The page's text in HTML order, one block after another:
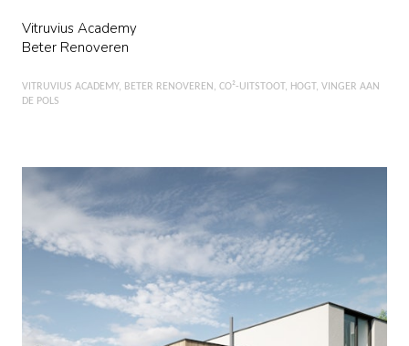
Vitruvius Academy
Beter Renoveren
VITRUVIUS ACADEMY BETER RENOVEREN CO²-UITSTOOT HOGT VINGER AAN
DE POLS